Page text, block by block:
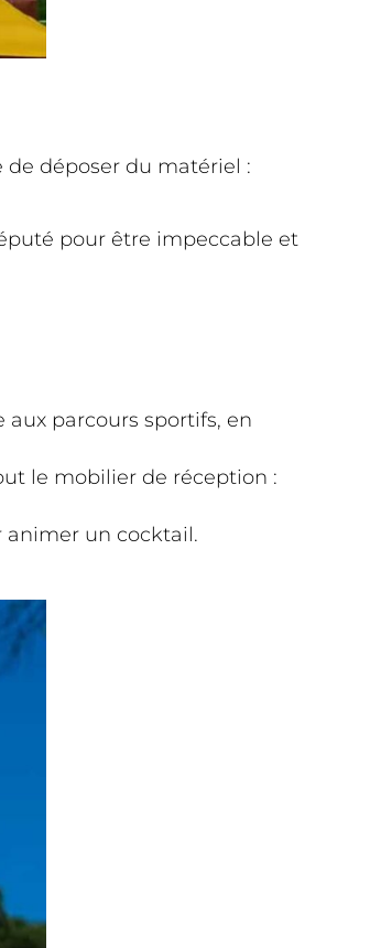
de déposer du matériel :
pour être impeccable et
parcours sportifs, en
le mobilier de réception :
animer un cocktail.